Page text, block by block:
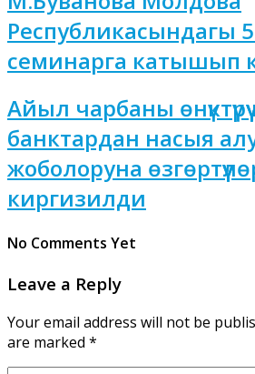
Республикасындагы 5
семинарга катышып
Айыл чарбаны
банктардан насыя
жоболоруна
киргизилди
No Comments Yet
Leave a Reply
Your email address will not be
are marked *